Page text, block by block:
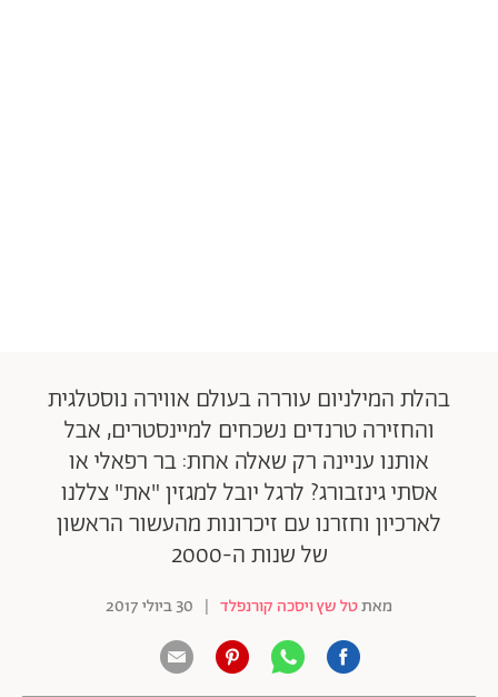
בהלת המילניום עוררה בעולם אווירה נוסטלגית
והחזירה טרנדים נשכחים למיינסטרים, אבל
אותנו עניינה רק שאלה אחת: בר רפאלי או
אסתי גינזבורג? לרגל יובל למגזין "את" צללנו
לארכיון וחזרנו עם זיכרונות מהעשור הראשון
של שנות ה-2000
מאתטל שץ ויסכה קורנפלד | 30 ביולי 2017